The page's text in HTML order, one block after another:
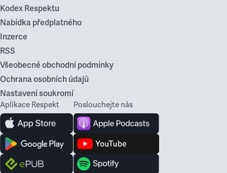
Kodex Respektu
Nabídka předplatného
Inzerce
RSS
Všeobecné obchodní podmínky
Ochrana osobních údajů
Nastavení soukromí
Aplikace Respekt Poslouchejte nás